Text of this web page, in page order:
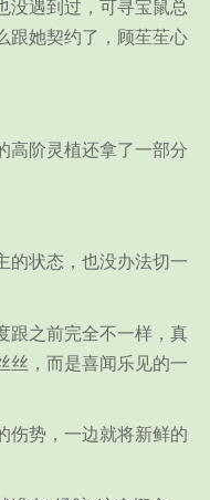
没遇到过，可寻宝鼠总
跟她契约了，顾苼苼心
高阶灵植还拿了一部分
的状态，也没办法切一
跟之前完全不一样，真
丝，而是喜闻乐见的一
伤势，一边就将新鲜的